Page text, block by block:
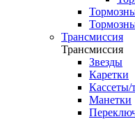
Трансмиссия
Трансмиссия
Звезды
Каретки
Кассеты/
Манетки